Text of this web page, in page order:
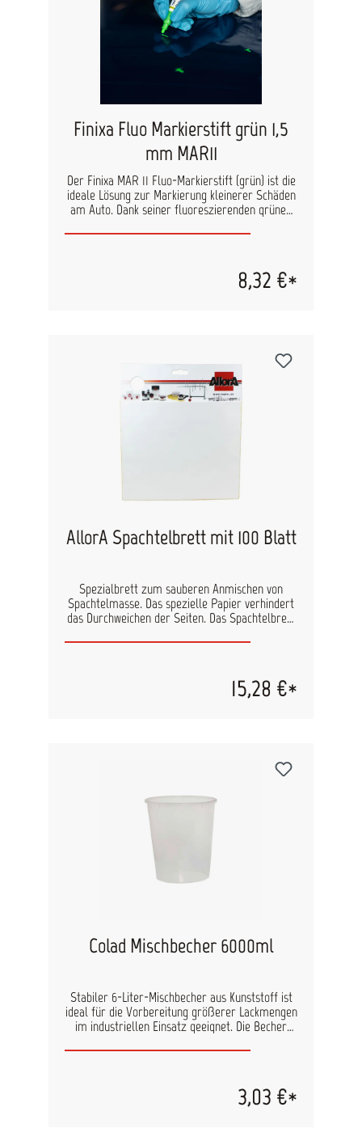
Farbbeurteilung Eingriffloch für leichtes
Herausnehmen des Musters Beschriftungsfelder
für eine organisierte Dokumentation Stabile
Pappe für langlebigen Schutz Abmessung: B: 10,8
cm x H 15 cm
Finixa Fluo Markierstift grün 1,5
mm MAR11
Der Finixa MAR 11 Fluo-Markierstift (grün) ist die
ideale Lösung zur Markierung kleinerer Schäden
am Auto. Dank seiner fluoreszierenden grünen
sichtbar. Der Stift zeichnet eine präzise 1,5-mm-
entfernen. Hinweis: Nicht auf frisch lackierten
Oberflächen verwenden, um Kratzer zu
entfernen mit jedem Entfetter Ideal für die
Schadensdokumentation in der
Fahrzeugreparatur
8,32 €*
AllorA Spachtelbrett mit 100 Blatt
Spezialbrett zum sauberen Anmischen von
Spachtelmasse. Das spezielle Papier verhindert
das Durchweichen der Seiten. Das Spachtelbrett
Hand gehalten werden. 100 Blatt, seitlich
15,28 €*
Colad Mischbecher 6000ml
Stabiler 6-Liter-Mischbecher aus Kunststoff ist
ideal für die Vorbereitung größerer Lackmengen
im industriellen Einsatz geeignet. Die Becher
Mischungsverhältnisse (2:1, 3:1, 4:1, 5:1) sowie
Verdünnungszugabe von 5?% bis 30?%
versehen – das sorgt für präzise Ergebnisse und
3,03 €*